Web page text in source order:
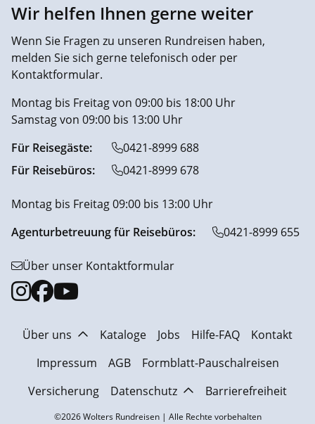
Wir helfen Ihnen gerne weiter
Wenn Sie Fragen zu unseren Rundreisen haben,
melden Sie sich gerne telefonisch oder per
Kontaktformular.
Montag bis Freitag von 09:00 bis 18:00 Uhr
Samstag von 09:00 bis 13:00 Uhr
Für Reisegäste:
0421-8999 688
Für Reisebüros:
0421-8999 678
Montag bis Freitag 09:00 bis 13:00 Uhr
Agenturbetreuung für Reisebüros:
0421-8999 655
Über unser Kontaktformular
Über uns Kataloge Jobs Hilfe-FAQ
Kontakt
Impressum
AGB
Formblatt-Pauschalreisen
Versicherung
Datenschutz Barrierefreiheit
©2026 Wolters Rundreisen | Alle Rechte vorbehalten